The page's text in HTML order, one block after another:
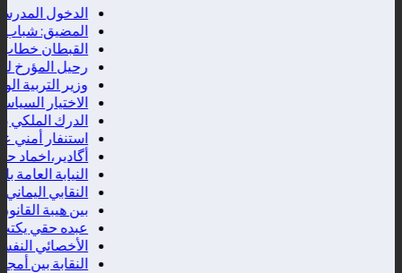
الدخول المدرسي2026.. وزارة التربية الوطنية تعلن موعد التحاق إلتلاميذ والأطرالإدارية والتربوية
المضيق: شباب
القبطان خطاب
رحيل المؤرخ
وزير التربية
الاختيار السياسي
الدرك الملكي
استنفار أمني على
أگادير،اخماد
النيابة العامة
النقابي
بين هيبة القانون
عبده حقي يكتب
الأخصائي النفسي
النقابة بين